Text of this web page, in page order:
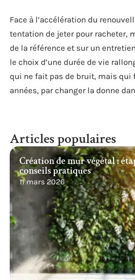
Face à l’accélération du
tentation de jeter pour racheter,
de la référence et sur un
le choix d’une durée de vie
qui ne fait pas de bruit, mais qui
années, par changer la donne
Articles populaires
Création de mur végétal :
conseils pratiques
11 mars 2026